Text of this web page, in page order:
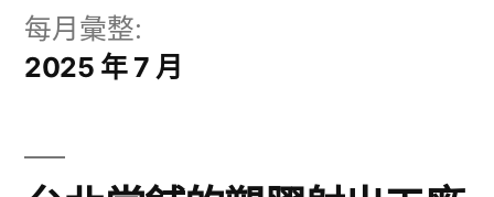
每月彙整:
2025 年 7 月